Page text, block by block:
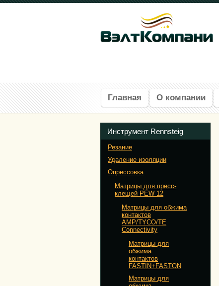
Главная О компании
Инструмент Rennsteig
Резание
Удаление изоляции
Опрессовка
Матрицы для пресс-
клещей PEW 12
Матрицы для обжима
контактов
AMP/TYCO/TE
Connectivity
Матрицы для
обжима
контактов
FASTIN+FASTON
Матрицы для